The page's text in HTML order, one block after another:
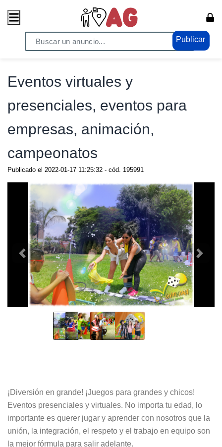
Publicar
/ Modas / Promotores
Eventos virtuales y
presenciales, eventos para
empresas, animación,
campeonatos
Publicado el 2022-01-17 11:25:32 - cód. 195991
¡Diversión en grande! ¡Juegos para grandes y chicos!
Eventos presenciales y virtuales. No importa tu edad, lo
importante es querer jugar y aprender con nosotros que la
unión, la integración, el respeto y el trabajo en equipo son
la mejor fórmula para salir adelante.